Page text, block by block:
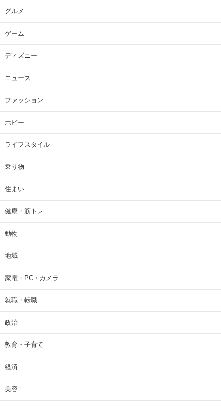
グルメ
ゲーム
ディズニー
ニュース
ファッション
ホビー
ライフスタイル
乗り物
住まい
健康・筋トレ
動物
地域
家電・PC・カメラ
就職・転職
政治
教育・子育て
経済
美容